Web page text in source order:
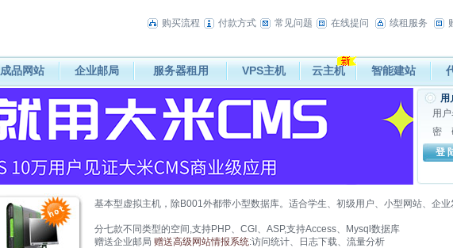
购买流程 付款方式 常见问题 在线提问 续租服务
成品网站 企业邮局 服务器租用 VPS主机 云主机 智能建站
用
用户
密
基本型虚拟主机，除B001外都带小型数据库。适合学生、初级用户、小型网站、企业
分七款不同类型的空间,支持PHP、CGI、ASP,支持Access、Mysql数据库
赠送企业邮局 赠送高级网站情报系统:访问统计、日志下载、流量分析